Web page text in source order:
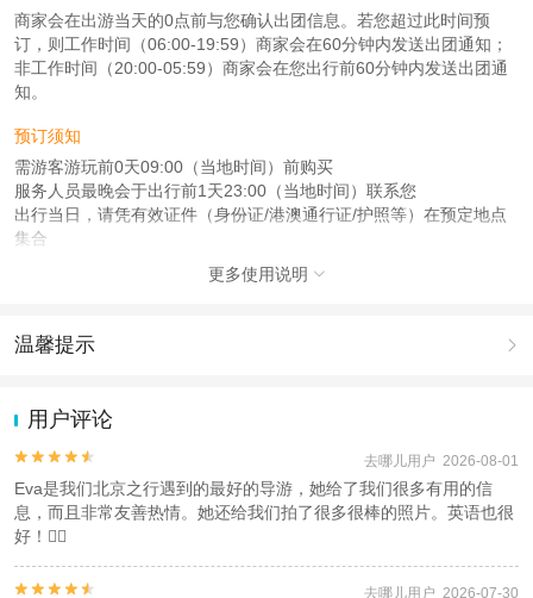
商家会在出游当天的0点前与您确认出团信息。若您超过此时间预
订，则工作时间（06:00-19:59）商家会在60分钟内发送出团通知；
非工作时间（20:00-05:59）商家会在您出行前60分钟内发送出团通
知。
预订须知
需游客游玩前0天09:00（当地时间）前购买
服务人员最晚会于出行前1天23:00（当地时间）联系您
出行当日，请凭有效证件（身份证/港澳通行证/护照等）在预定地点
集合
儿童：17周岁（含）以下；
老人：60周岁（含）以上；
本产品由青岛驿路同行国际旅行社有限公司代理招徕，委托社为北京宇遥国际旅
行社有限公司，具体的旅游服务和操作由委托社及其有资质的地接社提供
更多使用说明 
温馨提示 
动（如跳伞、潜水、滑雪等）前，请务必仔细阅读
2.为普及旅游安全知识及旅游文明公约，使您的旅程顺利圆满完成，
特制定《去哪儿网旅游安全手册》 ，请您认真阅读并切实遵守。
用户评论

 去哪儿用户 2026-08-01
Eva是我们北京之行遇到的最好的导游，她给了我们很多有用的信
息，而且非常友善热情。她还给我们拍了很多很棒的照片。英语也很
好！👌🏼

 去哪儿用户 2026-07-30